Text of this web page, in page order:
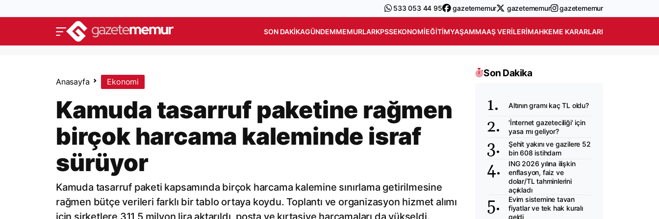
533 053 44 95 gazetememur gazetememur gazetememur
SON DAKIKAGÜNDEMMEMURLARKPSSEKONOMIEĞITIMYAŞAMMAAŞ VERILERIMAHKEME KARARLARI
Anasayfa Ekonomi
Kamuda tasarruf paketine rağmen
birçok harcama kaleminde israf
sürüyor
Kamuda tasarruf paketi kapsamında birçok harcama kalemine sınırlama getirilmesine
rağmen bütçe verileri farklı bir tablo ortaya koydu. Toplantı ve organizasyon hizmet alımı
için şirketlere 311,5 milyon lira aktarıldı, posta ve kırtasiye harcamaları da yükseldi.
Son Dakika
Altının gramı kaç TL oldu?
'İnternet gazeteciliği' için
yasa mı geliyor?
Şehit yakını ve gazilere 52
bin 608 istihdam
ING 2026 yılına ilişkin
enflasyon, faiz ve
dolar/TL tahminlerini
açıkladı
Evim sistemine tavan
fiyatlar ve tek hak kuralı
geldi